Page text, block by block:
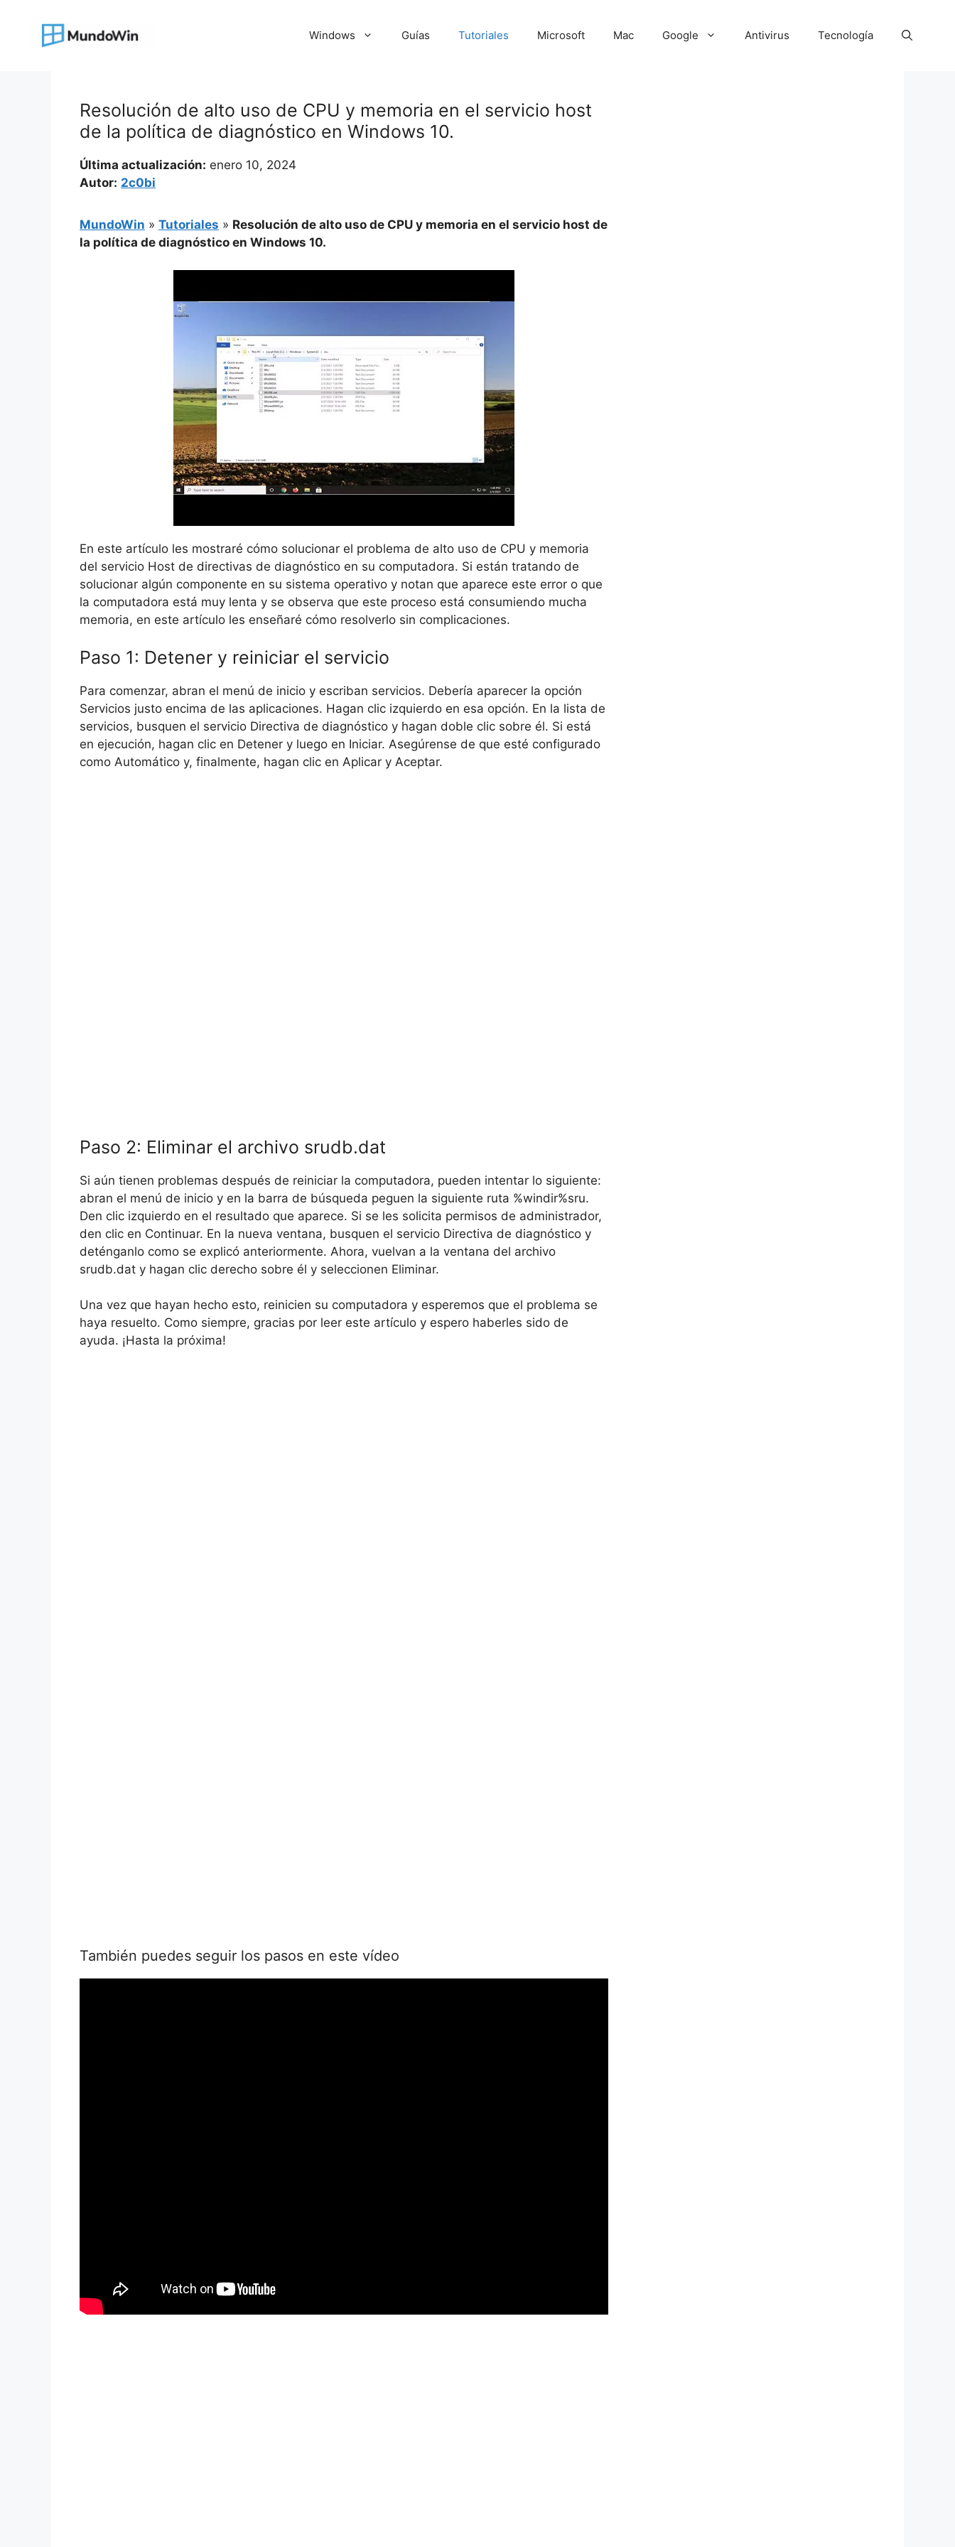
contenido
Windows Guías Tutoriales Microsoft Mac Google Antivirus Tecnología
Resolución de alto uso de CPU y memoria en el servicio host
de la política de diagnóstico en Windows 10.
Última actualización: enero 10, 2024
Autor: 2c0bi
MundoWin » Tutoriales » Resolución de alto uso de CPU y memoria en el servicio host de
la política de diagnóstico en Windows 10.
En este artículo les mostraré cómo solucionar el problema de alto uso de CPU y memoria
del servicio Host de directivas de diagnóstico en su computadora. Si están tratando de
solucionar algún componente en su sistema operativo y notan que aparece este error o que
la computadora está muy lenta y se observa que este proceso está consumiendo mucha
memoria, en este artículo les enseñaré cómo resolverlo sin complicaciones.
Paso 1: Detener y reiniciar el servicio
Para comenzar, abran el menú de inicio y escriban servicios. Debería aparecer la opción
Servicios justo encima de las aplicaciones. Hagan clic izquierdo en esa opción. En la lista de
servicios, busquen el servicio Directiva de diagnóstico y hagan doble clic sobre él. Si está
en ejecución, hagan clic en Detener y luego en Iniciar. Asegúrense de que esté configurado
como Automático y, finalmente, hagan clic en Aplicar y Aceptar.
Paso 2: Eliminar el archivo srudb.dat
Si aún tienen problemas después de reiniciar la computadora, pueden intentar lo siguiente:
abran el menú de inicio y en la barra de búsqueda peguen la siguiente ruta %windir%sru.
Den clic izquierdo en el resultado que aparece. Si se les solicita permisos de administrador,
den clic en Continuar. En la nueva ventana, busquen el servicio Directiva de diagnóstico y
deténganlo como se explicó anteriormente. Ahora, vuelvan a la ventana del archivo
srudb.dat y hagan clic derecho sobre él y seleccionen Eliminar.
Una vez que hayan hecho esto, reinicien su computadora y esperemos que el problema se
haya resuelto. Como siempre, gracias por leer este artículo y espero haberles sido de
ayuda. ¡Hasta la próxima!
También puedes seguir los pasos en este vídeo